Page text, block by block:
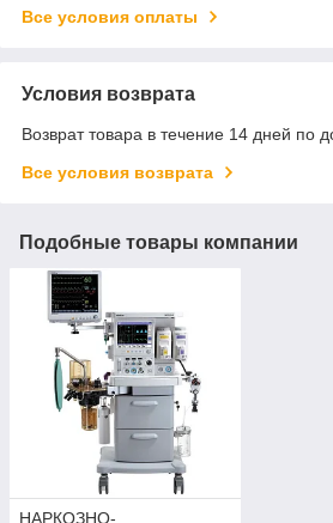
Все условия оплаты
Условия возврата
Возврат товара в течение 14 дней по
Все условия возврата
Подобные товары компании
НАРКОЗНО-